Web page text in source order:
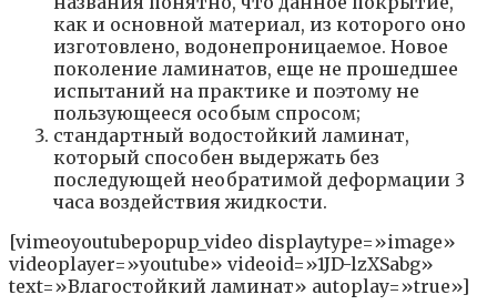
как и основной материал, из которого оно
изготовлено, водонепроницаемое. Новое
поколение ламинатов, еще не прошедшее
испытаний на практике и поэтому не
пользующееся особым спросом;
стандартный водостойкий ламинат,
который способен выдержать без
последующей необратимой деформации 3
часа воздействия жидкости.
[vimeoyoutubepopup_video displaytype=»image»
videoplayer=»youtube» videoid=»1JD-lzXSabg»
text=»Влагостойкий ламинат» autoplay=»true»]